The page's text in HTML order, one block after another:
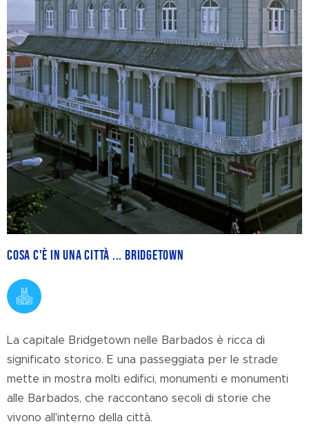
Cosa c'è in una città ... Bridgetown
La capitale Bridgetown nelle Barbados è ricca di
significato storico. E una passeggiata per le strade
mette in mostra molti edifici, monumenti e monumenti
alle Barbados, che raccontano secoli di storie che
vivono all'interno della città.